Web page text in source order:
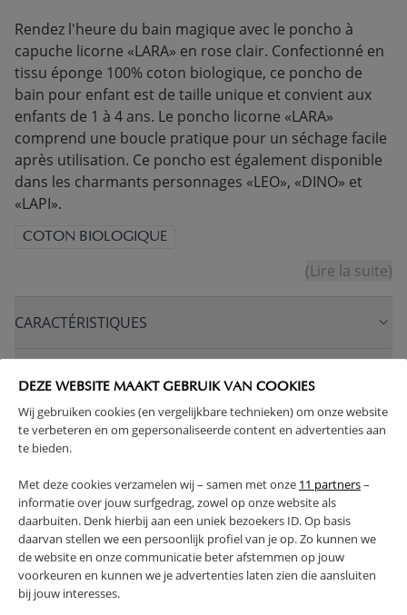
DEZE WEBSITE MAAKT GEBRUIK VAN COOKIES
Wij gebruiken cookies (en vergelijkbare technieken) om onze website
te verbeteren en om gepersonaliseerde content en advertenties aan
te bieden.
Met deze cookies verzamelen wij – samen met onze 11 partners–
informatie over jouw surfgedrag, zowel op onze website als
daarbuiten. Denk hierbij aan een uniek bezoekers ID. Op basis
daarvan stellen we een persoonlijk profiel van je op. Zo kunnen we
de website en onze communicatie beter afstemmen op jouw
voorkeuren en kunnen we je advertenties laten zien die aansluiten
bij jouw interesses.
Rendez l'heure du bain magique avec le poncho à
capuche licorne «LARA» en rose clair. Confectionné en
tissu éponge 100% coton biologique, ce poncho de
bain pour enfant est de taille unique et convient aux
enfants de 1 à 4 ans. Le poncho licorne «LARA»
comprend une boucle pratique pour un séchage facile
après utilisation. Ce poncho est également disponible
dans les charmants personnages «LEO», «DINO» et
«LAPI».
COTON BIOLOGIQUE
(Lire la suite)
CARACTÉRISTIQUES
RETOURS
High-contrast mode
SOUVENT ACHETÉS ENSEMBLE